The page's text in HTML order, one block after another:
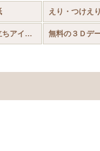
えり・つけえ
お裁縫お役立ちアイテム 無料の３Ｄデ